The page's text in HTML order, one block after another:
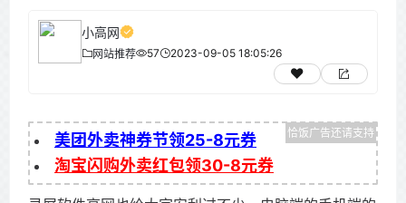
小高网
网站推荐 57 2023-09-05 18:05:26
美团外卖神券节领25-8元券
淘宝闪购外卖红包领30-8元券